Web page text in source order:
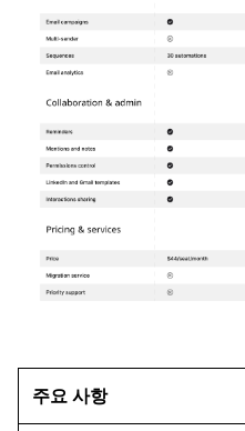
주요 사항